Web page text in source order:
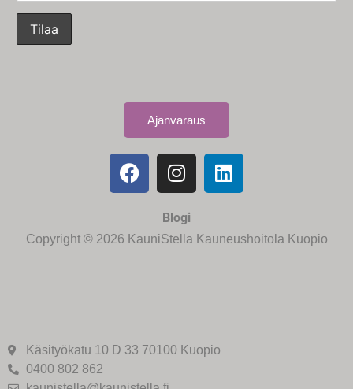
Ajanvaraus
Blogi
Copyright © 2026 KauniStella Kauneushoitola Kuopio
Käsityökatu 10 D 33 70100 Kuopio
0400 802 862